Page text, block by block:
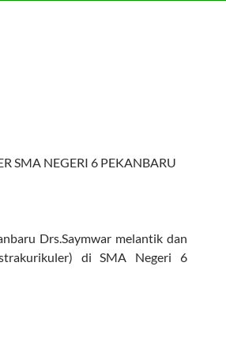
SMA NEGERI 6 PEKANBARU
Drs.Saymwar melantik dan
di SMA Negeri 6